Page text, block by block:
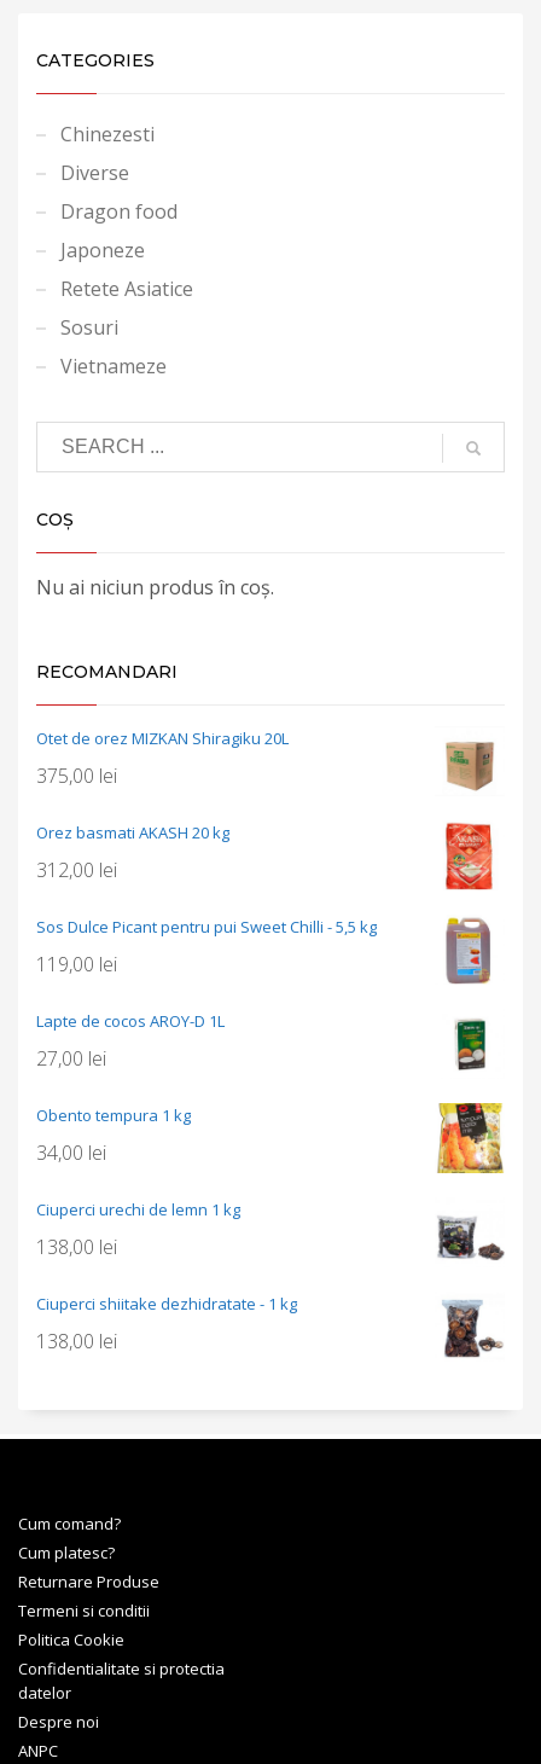
CATEGORIES
Chinezesti
Diverse
Dragon food
Japoneze
Retete Asiatice
Sosuri
Vietnameze
COȘ
Nu ai niciun produs în coș.
RECOMANDARI
Otet de orez MIZKAN Shiragiku 20L
375,00 lei
Orez basmati AKASH 20 kg
312,00 lei
Sos Dulce Picant pentru pui Sweet Chilli - 5,5 kg
119,00 lei
Lapte de cocos AROY-D 1L
27,00 lei
Obento tempura 1 kg
34,00 lei
Ciuperci urechi de lemn 1 kg
138,00 lei
Ciuperci shiitake dezhidratate - 1 kg
138,00 lei
Cum comand?
Cum platesc?
Returnare Produse
Termeni si conditii
Politica Cookie
Confidentialitate si protectia
datelor
Despre noi
ANPC